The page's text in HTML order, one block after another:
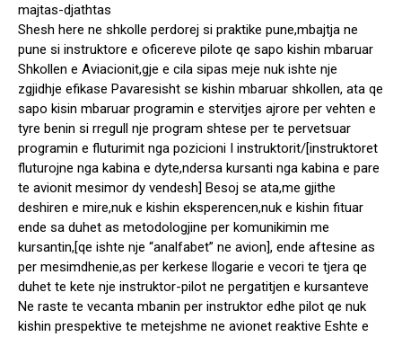
majtas-djathtas
Shesh here ne shkolle perdorej si praktike pune,mbajtja ne
pune si instruktore e oficereve pilote qe sapo kishin mbaruar
Shkollen e Aviacionit,gje e cila sipas meje nuk ishte nje
zgjidhje efikase Pavaresisht se kishin mbaruar shkollen, ata qe
sapo kisin mbaruar programin e stervitjes ajrore per vehten e
tyre benin si rregull nje program shtese per te pervetsuar
programin e fluturimit nga pozicioni I instruktorit/[instruktoret
fluturojne nga kabina e dyte,ndersa kursanti nga kabina e pare
te avionit mesimor dy vendesh] Besoj se ata,me gjithe
deshiren e mire,nuk e kishin eksperencen,nuk e kishin fituar
ende sa duhet as metodologjine per komunikimin me
kursantin,[qe ishte nje “analfabet” ne avion], ende aftesine as
per mesimdhenie,as per kerkese llogarie e vecori te tjera qe
duhet te kete nje instruktor-pilot ne pergatitjen e kursanteve
Ne raste te vecanta mbanin per instruktor edhe pilot qe nuk
kishin prespektive te metejshme ne avionet reaktive Eshte e